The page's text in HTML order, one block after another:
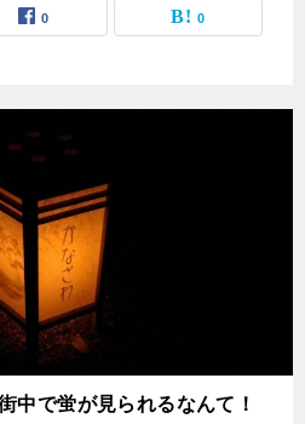
0 0
中で蛍が見られるなんて！